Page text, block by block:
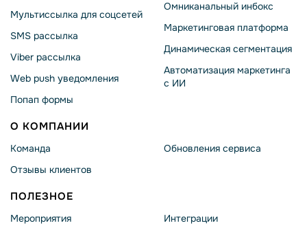
Мультиссылка для соцсетей
SMS рассылка
Viber рассылка
Web push уведомления
Попап формы
Омниканальный инбокс
Маркетинговая платформа
Динамическая сегментация
Автоматизация маркетинга
с ИИ
О КОМПАНИИ
Команда
Отзывы клиентов
Обновления сервиса
ПОЛЕЗНОЕ
Мероприятия
Интеграции